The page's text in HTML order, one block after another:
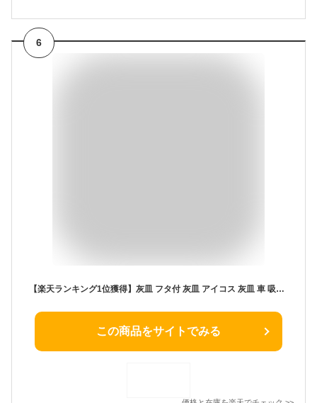
6
【楽天ランキング1位獲得】灰皿 フタ付 灰皿 アイコス 灰皿 車 吸い殻入れ 二度吸い 匂いが漏れない IQOS イルマ i プライム ヒートスティック テリア センティア TEREA SENTIA 車内用 カーアクセサリー 加熱式たばこ 電子タバコ 室内 店内 bar クラブ
この商品をサイトでみる